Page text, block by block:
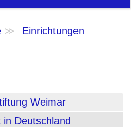
Einrichtungen
Weimar
Deutschland